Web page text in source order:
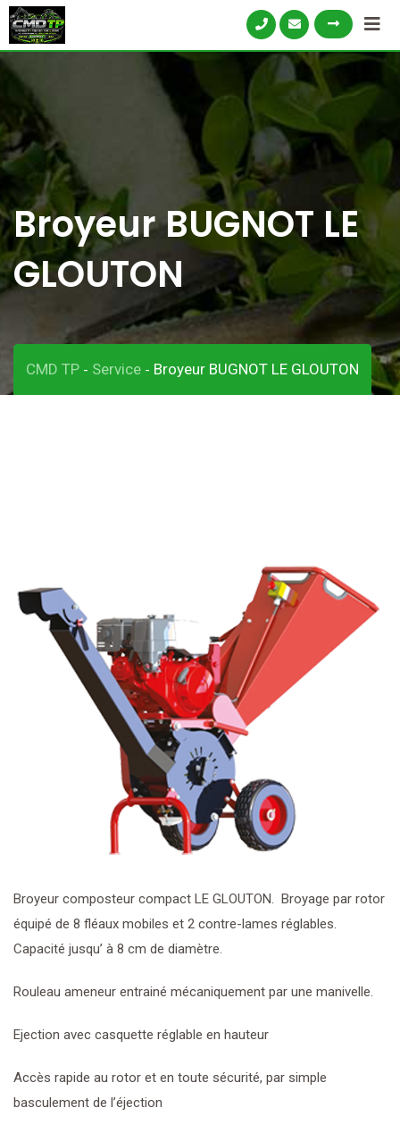
Skip
content
Broyeur BUGNOT LE
GLOUTON
CMD TP - Service - Broyeur BUGNOT LE GLOUTON
Broyeur composteur compact LE GLOUTON. Broyage par rotor
équipé de 8 fléaux mobiles et 2 contre-lames réglables.
Capacité jusqu’ à 8 cm de diamètre.
Rouleau ameneur entrainé mécaniquement par une manivelle.
Ejection avec casquette réglable en hauteur
Accès rapide au rotor et en toute sécurité, par simple
basculement de l’éjection